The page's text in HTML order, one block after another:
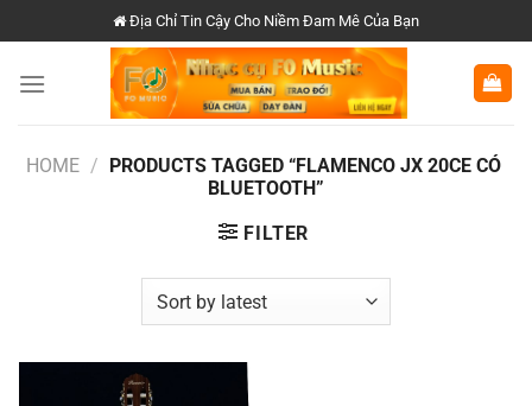
đến
nội
Địa Chỉ Tin Cậy Cho Niềm Đam Mê Của Bạn
HOME / PRODUCTS TAGGED “FLAMENCO JX 20CE CÓ
BLUETOOTH”
FILTER